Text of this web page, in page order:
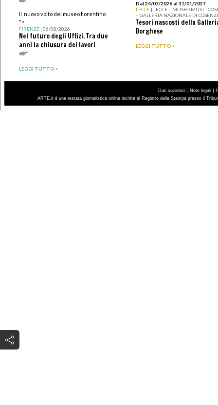
Il nuovo volto del museo fiorentino
">
FIRENZE| 06/08/2026
Nel futuro degli Uffizi. Tra due
anni la chiusura dei lavori
LEGGI TUTTO >
Dal 24/07/2026 al 31/01/2027
LECCE | LECCE – MUSEO MUST I
– GALLERIA NAZIONALE DI
Tesori nascosti della
Borghese
LEGGI TUTTO >
Dati societari | Note legali |
ARTE.it è una testata giornalistica online iscritta al Registro della Stampa presso il